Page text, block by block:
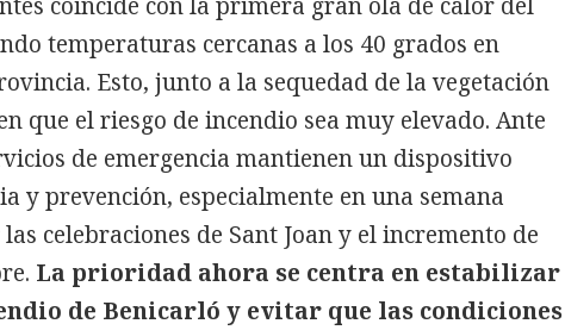
temperaturas cercanas a los 40 grados en
Esto, junto a la sequedad de la vegetación
que el riesgo de incendio sea muy elevado. Ante
de emergencia mantienen un dispositivo
y prevención, especialmente en una semana
celebraciones de Sant Joan y el incremento de
La prioridad ahora se centra en estabilizar
de Benicarló y evitar que las condiciones